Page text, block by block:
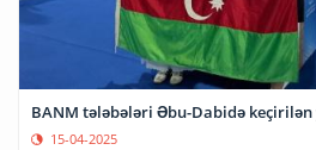
BANM tələbələri Əbu-Dabidə
15-04-2025